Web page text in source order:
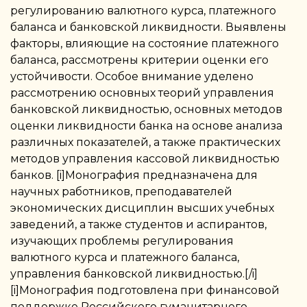
регулированию валютного курса, платежного
баланса и банковской ликвидности. Выявлены
факторы, влияющие на состояние платежного
баланса, рассмотрены критерии оценки его
устойчивости. Особое внимание уделено
рассмотрению основных теорий управления
банковской ликвидностью, основных методов
оценки ликвидности банка на основе анализа
различных показателей, а также практических
методов управления кассовой ликвидностью
банков. [i]Монография предназначена для
научных работников, преподавателей
экономических дисциплин высших учебных
заведений, а также студентов и аспирантов,
изучающих проблемы регулирования
валютного курса и платежного баланса,
управления банковской ликвидностью.[/i]
[i]Монография подготовлена при финансовой